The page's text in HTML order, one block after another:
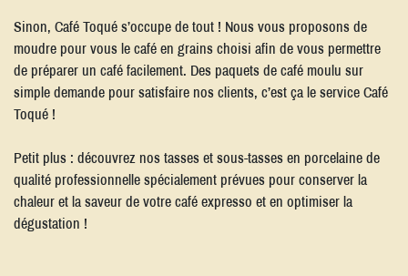
Sinon, Café Toqué s’occupe de tout ! Nous vous proposons de
moudre pour vous le café en grains choisi afin de vous permettre
de préparer un café facilement. Des paquets de café moulu sur
simple demande pour satisfaire nos clients, c’est ça le service Café
Toqué !
Petit plus : découvrez nos tasses et sous-tasses en porcelaine de
qualité professionnelle spécialement prévues pour conserver la
chaleur et la saveur de votre café expresso et en optimiser la
dégustation !